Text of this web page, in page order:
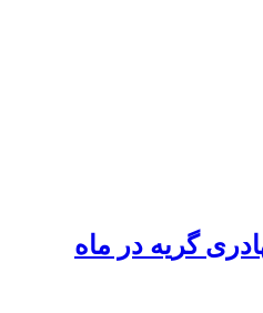
گریه در ماه